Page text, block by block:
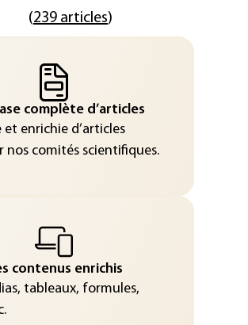
(239 articles)
complète d’articles
et enrichie d’articles
nos comités scientifiques.
contenus enrichis
tableaux, formules,